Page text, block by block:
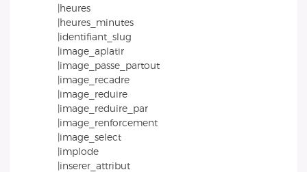
|heures
|heures_minutes
|identifiant_slug
|image_aplatir
|image_passe_partout
|image_recadre
|image_reduire
|image_reduire_par
|image_renforcement
|image_select
|implode
|inserer_attribut